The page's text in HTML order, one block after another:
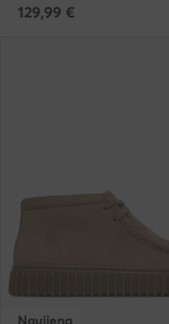
129,99 €
Naujiena